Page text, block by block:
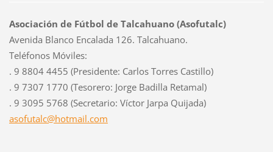
Asociación de Fútbol de Talcahuano (Asofutalc)
Avenida Blanco Encalada 126. Talcahuano.
Teléfonos Móviles:
. 9 8804 4455 (Presidente: Carlos Torres Castillo)
. 9 7307 1770 (Tesorero: Jorge Badilla Retamal)
. 9 3095 5768 (Secretario: Víctor Jarpa Quijada)
asofutalc@hotmail.com